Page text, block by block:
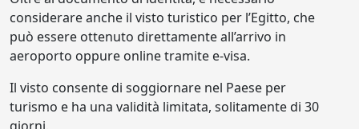
considerare anche il visto turistico per l’Egitto, che
può essere ottenuto direttamente all’arrivo in
aeroporto oppure online tramite e-visa.
Il visto consente di soggiornare nel Paese per
turismo e ha una validità limitata, solitamente di 30